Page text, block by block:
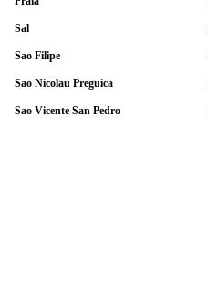
Sal
Sao Filipe
Sao Nicolau Preguica
Sao Vicente San Pedro